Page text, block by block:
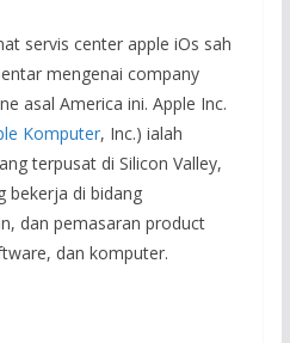
servis center apple iOs sah
mengenai company
asal America ini. Apple Inc.
Komputer, Inc.) ialah
terpusat di Silicon Valley,
bekerja di bidang
dan pemasaran product
dan komputer.